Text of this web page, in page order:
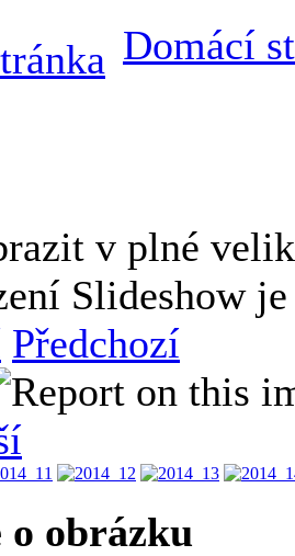
Domácí
Slideshow
Předchozí
obrázku